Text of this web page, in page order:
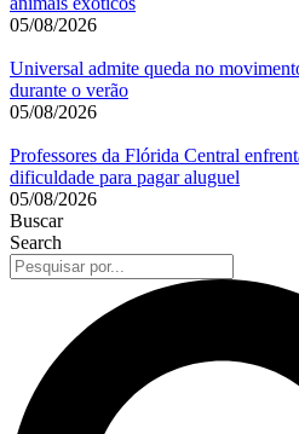
05/08/2026
Universal admite queda no
durante o verão
05/08/2026
Professores da Flórida Central
dificuldade para pagar aluguel
05/08/2026
Buscar
Search